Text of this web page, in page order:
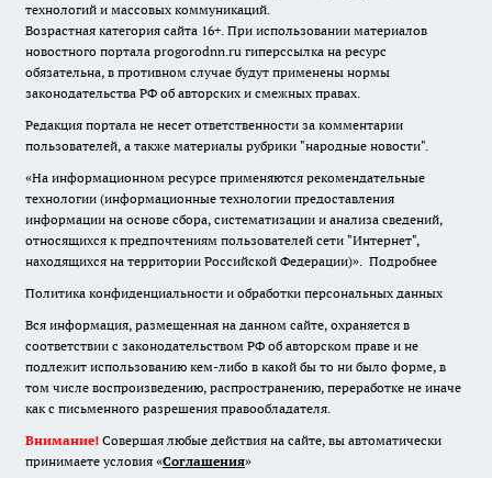
технологий и массовых коммуникаций.
Возрастная категория сайта 16+. При использовании материалов
новостного портала progorodnn.ru гиперссылка на ресурс
обязательна, в противном случае будут применены нормы
законодательства РФ об авторских и смежных правах.
Редакция портала не несет ответственности за комментарии
пользователей, а также материалы рубрики "народные новости".
«На информационном ресурсе применяются рекомендательные
технологии (информационные технологии предоставления
информации на основе сбора, систематизации и анализа сведений,
относящихся к предпочтениям пользователей сети "Интернет",
находящихся на территории Российской Федерации)». Подробнее
Политика конфиденциальности и обработки персональных данных
Вся информация, размещенная на данном сайте, охраняется в
соответствии с законодательством РФ об авторском праве и не
подлежит использованию кем-либо в какой бы то ни было форме, в
том числе воспроизведению, распространению, переработке не иначе
как с письменного разрешения правообладателя.
Внимание! Совершая любые действия на сайте, вы автоматически
принимаете условия «Cоглашения»